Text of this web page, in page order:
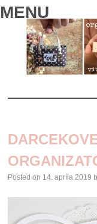
MENU
CONTENT
Posted on 14. apríla 2019